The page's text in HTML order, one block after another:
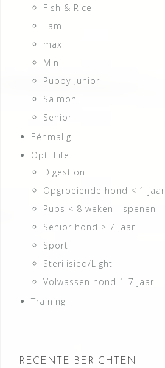
Fish & Rice
Lam
maxi
Mini
Puppy-Junior
Salmon
Senior
Eénmalig
Opti Life
Digestion
Opgroeiende hond < 1 jaar
Pups < 8 weken - spenen
Senior hond > 7 jaar
Sport
Sterilisied/Light
Volwassen hond 1-7 jaar
Training
RECENTE BERICHTEN